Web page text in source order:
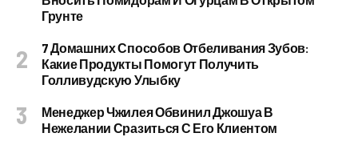
Грунте
7 Домашних Способов Отбеливания Зубов:
Какие Продукты Помогут Получить
Голливудскую Улыбку
Менеджер Чжилея Обвинил Джошуа В
Нежелании Сразиться С Его Клиентом